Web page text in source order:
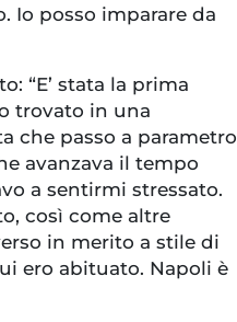
Io posso imparare da
“E’ stata la prima
trovato in una
che passo a parametro
avanzava il tempo
a sentirmi stressato.
così come altre
in merito a stile di
ero abituato. Napoli è